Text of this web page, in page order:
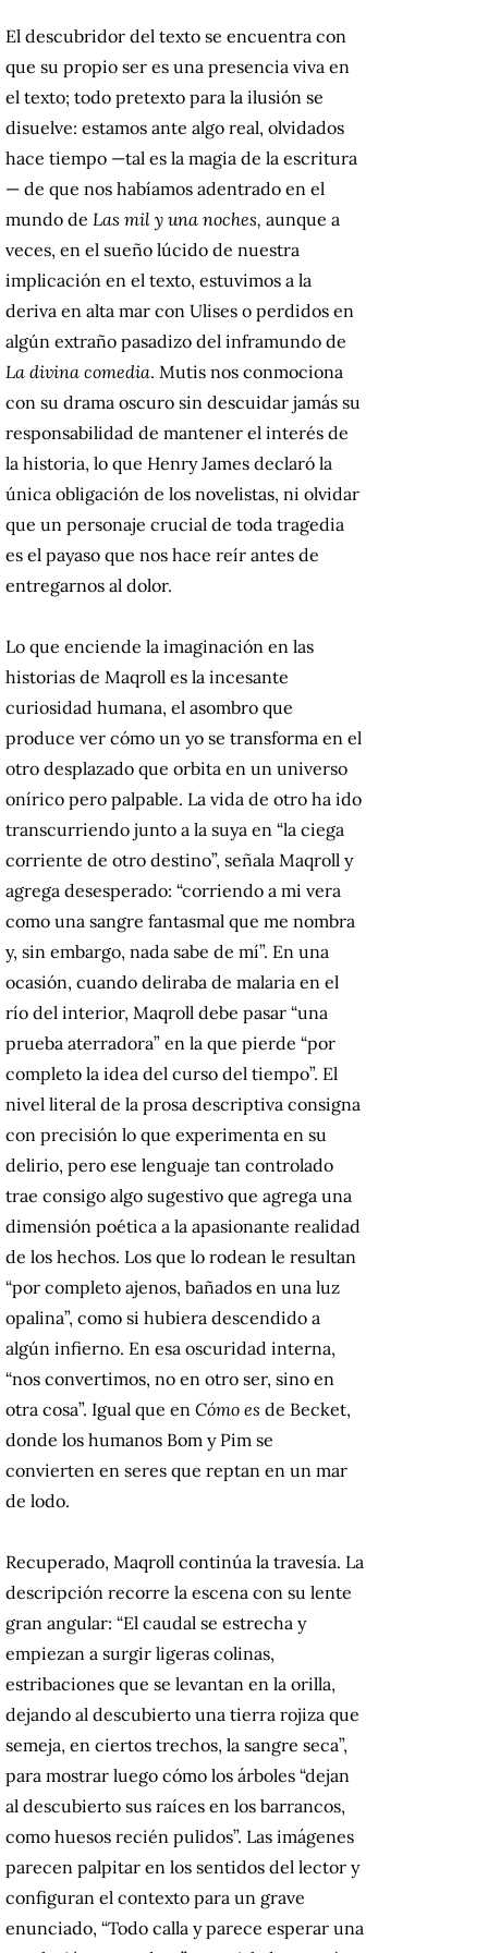
El descubridor del texto se encuentra con
que su propio ser es una presencia viva en
el texto; todo pretexto para la ilusión se
disuelve: estamos ante algo real, olvidados
hace tiempo —tal es la magia de la escritura
— de que nos habíamos adentrado en el
mundo de Las mil y una noches, aunque a
veces, en el sueño lúcido de nuestra
implicación en el texto, estuvimos a la
deriva en alta mar con Ulises o perdidos en
algún extraño pasadizo del inframundo de
La divina comedia. Mutis nos conmociona
con su drama oscuro sin descuidar jamás su
responsabilidad de mantener el interés de
la historia, lo que Henry James declaró la
única obligación de los novelistas, ni olvidar
que un personaje crucial de toda tragedia
es el payaso que nos hace reír antes de
entregarnos al dolor.
Lo que enciende la imaginación en las
historias de Maqroll es la incesante
curiosidad humana, el asombro que
produce ver cómo un yo se transforma en el
otro desplazado que orbita en un universo
onírico pero palpable. La vida de otro ha ido
transcurriendo junto a la suya en “la ciega
corriente de otro destino”, señala Maqroll y
agrega desesperado: “corriendo a mi vera
como una sangre fantasmal que me nombra
y, sin embargo, nada sabe de mí”. En una
ocasión, cuando deliraba de malaria en el
río del interior, Maqroll debe pasar “una
prueba aterradora” en la que pierde “por
completo la idea del curso del tiempo”. El
nivel literal de la prosa descriptiva consigna
con precisión lo que experimenta en su
delirio, pero ese lenguaje tan controlado
trae consigo algo sugestivo que agrega una
dimensión poética a la apasionante realidad
de los hechos. Los que lo rodean le resultan
“por completo ajenos, bañados en una luz
opalina”, como si hubiera descendido a
algún infierno. En esa oscuridad interna,
“nos convertimos, no en otro ser, sino en
otra cosa”. Igual que en Cómo es de Becket,
donde los humanos Bom y Pim se
convierten en seres que reptan en un mar
de lodo.
Recuperado, Maqroll continúa la travesía. La
descripción recorre la escena con su lente
gran angular: “El caudal se estrecha y
empiezan a surgir ligeras colinas,
estribaciones que se levantan en la orilla,
dejando al descubierto una tierra rojiza que
semeja, en ciertos trechos, la sangre seca”,
para mostrar luego cómo los árboles “dejan
al descubierto sus raíces en los barrancos,
como huesos recién pulidos”. Las imágenes
parecen palpitar en los sentidos del lector y
configuran el contexto para un grave
enunciado, “Todo calla y parece esperar una